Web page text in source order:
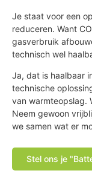
Je staat voor een
reduceren. Want
gasverbruik
technisch wel
Ja, dat is haalbaar
technische
van warmteopslag.
Neem gewoon
we samen wat er
Stel ons je